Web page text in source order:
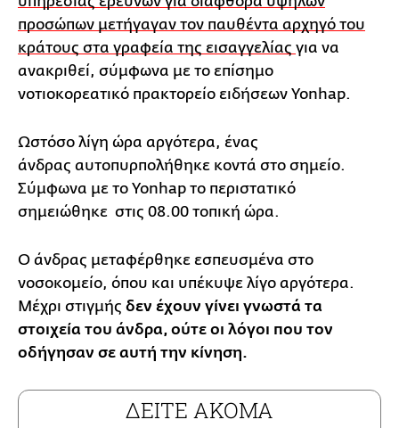
προσώπων μετήγαγαν τον παυθέντα αρχηγό του
κράτους στα γραφεία της εισαγγελίας για να
ανακριθεί, σύμφωνα με το επίσημο
νοτιοκορεατικό πρακτορείο ειδήσεων Yonhap.
Ωστόσο λίγη ώρα αργότερα, ένας
άνδρας αυτοπυρπολήθηκε κοντά στο σημείο.
Σύμφωνα με το Yonhap το περιστατικό
σημειώθηκε στις 08.00 τοπική ώρα.
Ο άνδρας μεταφέρθηκε εσπευσμένα στο
νοσοκομείο, όπου και υπέκυψε λίγο αργότερα.
Μέχρι στιγμής δεν έχουν γίνει γνωστά τα
στοιχεία του άνδρα, ούτε οι λόγοι που τον
οδήγησαν σε αυτή την κίνηση.
ΔΕΙΤΕ ΑΚΟΜΑ